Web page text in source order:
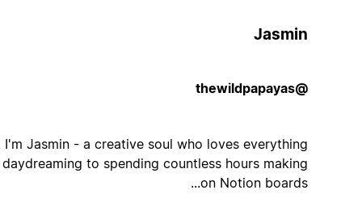
Jasmin
Hi, I'm Jasmin - a creative soul who loves everything
from daydreaming to spending countless hours making
on Notion boards...